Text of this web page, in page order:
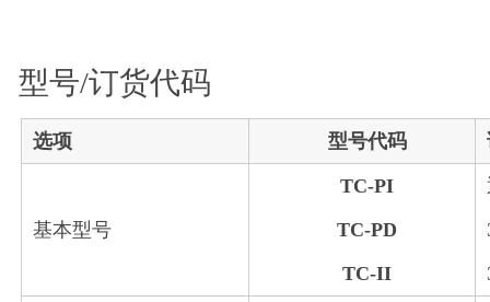
选项 型号代码
基本型号
TC-PI
TC-PD
TC-II
型号/订货代码